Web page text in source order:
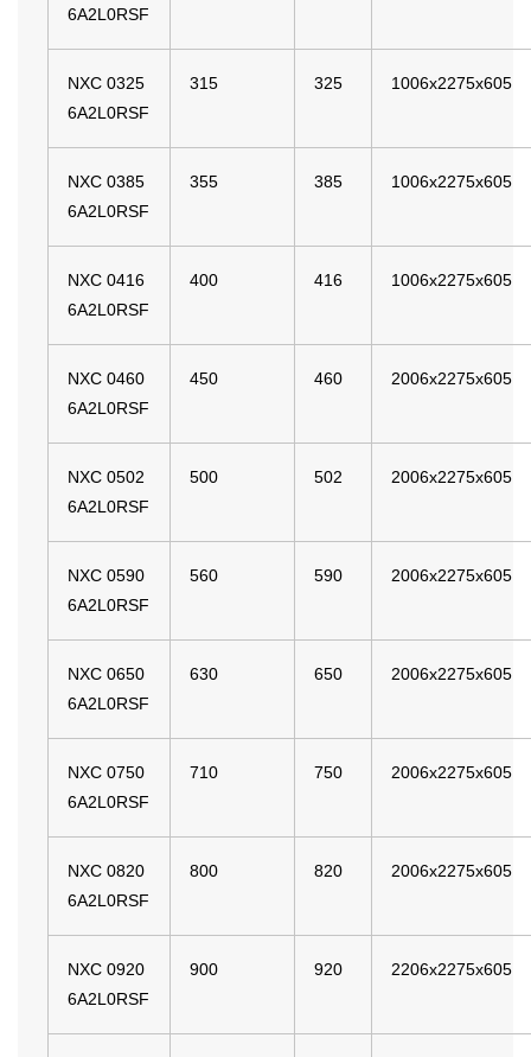
6A2L0RSF
NXC 0325
6A2L0RSF
315 325 1006x2275x605
NXC 0385
6A2L0RSF
355 385 1006x2275x605
NXC 0416
6A2L0RSF
400 416 1006x2275x605
NXC 0460
6A2L0RSF
450 460 2006x2275x605
NXC 0502
6A2L0RSF
500 502 2006x2275x605
NXC 0590
6A2L0RSF
560 590 2006x2275x605
NXC 0650
6A2L0RSF
630 650 2006x2275x605
NXC 0750
6A2L0RSF
710 750 2006x2275x605
NXC 0820
6A2L0RSF
800 820 2006x2275x605
NXC 0920
6A2L0RSF
900 920 2206x2275x605